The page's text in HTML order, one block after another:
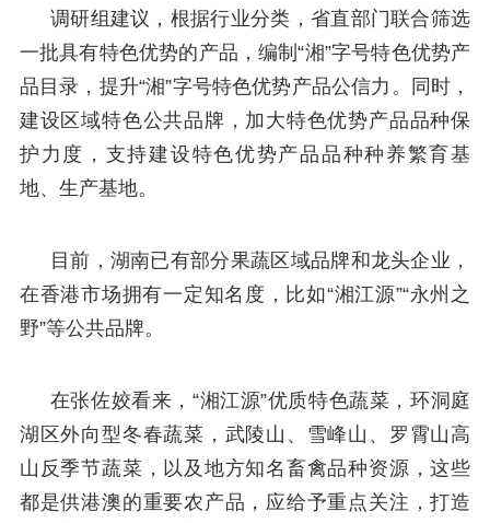
调研组建议，根据行业分类，省直部门联合筛选
一批具有特色优势的产品，编制“湘”字号特色优势产
品目录，提升“湘”字号特色优势产品公信力。同时，
建设区域特色公共品牌，加大特色优势产品品种保
护力度，支持建设特色优势产品品种种养繁育基
地、生产基地。
目前，湖南已有部分果蔬区域品牌和龙头企业，
在香港市场拥有一定知名度，比如“湘江源”“永州之
野”等公共品牌。
在张佐姣看来，“湘江源”优质特色蔬菜，环洞庭
湖区外向型冬春蔬菜，武陵山、雪峰山、罗霄山高
山反季节蔬菜，以及地方知名畜禽品种资源，这些
都是供港澳的重要农产品，应给予重点关注，打造